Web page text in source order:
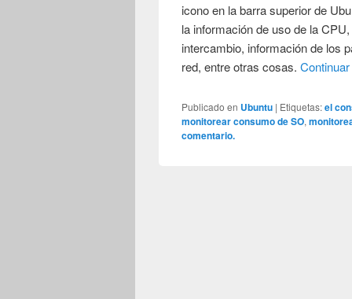
icono en la barra superior de
la información de uso de la
intercambio, información de los
red, entre otras cosas.
Publicado en Ubuntu | Etiquetas:el
monitorear consumo de SO,
comentario.